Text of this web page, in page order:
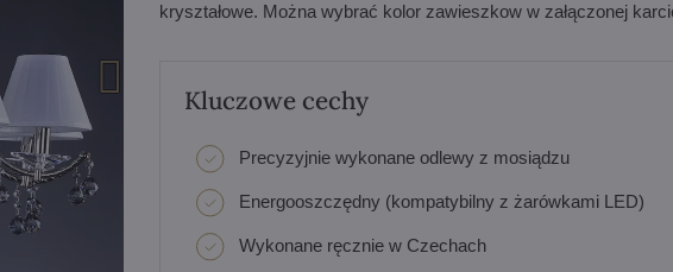
kryształowe. Można wybrać kolor zawieszkow w załączonej
Kluczowe cechy
Precyzyjnie wykonane odlewy z mosiądzu
Energooszczędny (kompatybilny z żarówkami LED)
Wykonane ręcznie w Czechach